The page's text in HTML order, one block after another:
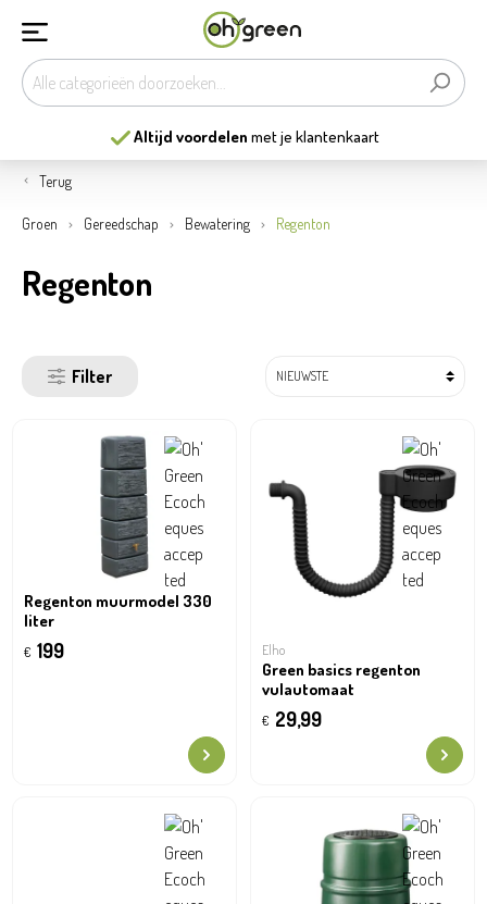
Altijd voordelen met je klantenkaart
Terug
Groen Gereedschap Bewatering Regenton
Regenton
Filter
Regenton muurmodel 330
liter
€ 199 Elho
Green basics regenton
vulautomaat
€ 29,99